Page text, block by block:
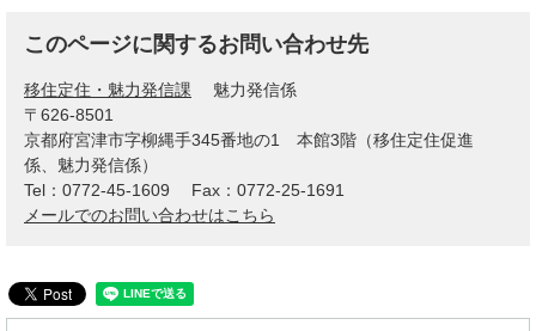
このページに関するお問い合わせ先
移住定住・魅力発信課
魅力発信係
〒626-8501
京都府宮津市字柳縄手345番地の1 本館3階（移住定住促進
係、魅力発信係）
Tel：0772-45-1609
Fax：0772-25-1691
メールでのお問い合わせはこちら